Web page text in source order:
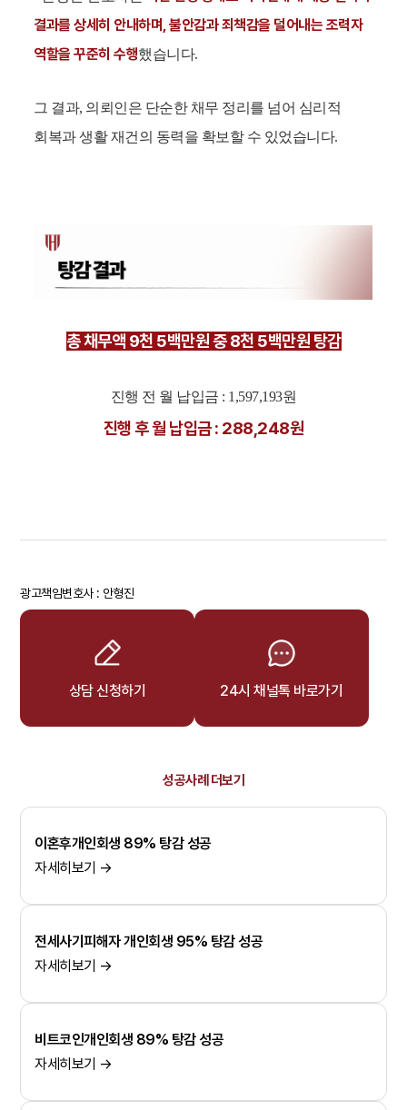
결과를 상세히 안내하며, 불안감과 죄책감을 덜어내는 조력자
역할을 꾸준히 수행했습니다.
그 결과, 의뢰인은 단순한 채무 정리를 넘어 심리적
회복과 생활 재건의 동력을 확보할 수 있었습니다.
총 채무액 9천 5백만원 중 8천 5백만원 탕감
진행 전 월 납입금 : 1,597,193원
진행 후 월 납입금 : 288,248원
광고책임변호사 : 안형진
상담 신청하기 24시 채널톡 바로가기
성공사례 더보기
이혼후개인회생 89% 탕감 성공
자세히보기 →
전세사기피해자 개인회생 95% 탕감 성공
자세히보기 →
비트코인개인회생 89% 탕감 성공
자세히보기 →